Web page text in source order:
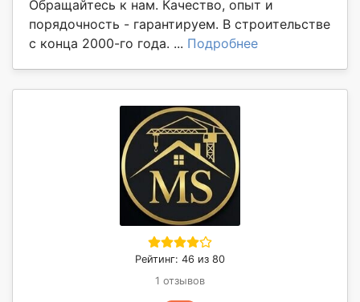
Обращайтесь к нам. Качество, опыт и
порядочность - гарантируем. В строительстве
с конца 2000-го года. ... Подробнее
Рейтинг: 46 из 80
1 отзывов